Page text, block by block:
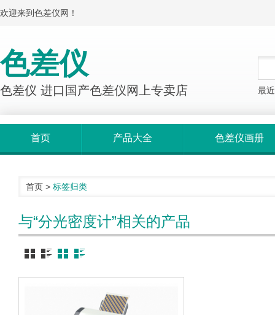
欢迎来到色差仪网！
色差仪
色差仪 进口国产色差仪网上专卖店 最
首页 产品大全 色差仪画册
首页 > 标签归类
与“分光密度计”相关的产品